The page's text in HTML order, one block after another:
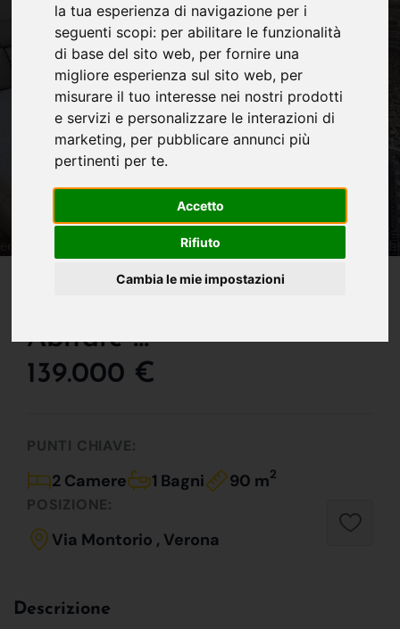
la tua esperienza di navigazione per i
seguenti scopi: per abilitare le funzionalità
di base del sito web, per fornire una
migliore esperienza sul sito web, per
misurare il tuo interesse nei nostri prodotti
e servizi e personalizzare le interazioni di
marketing, per pubblicare annunci più
pertinenti per te.
Accetto
Rifiuto
Cambia le mie impostazioni
Abitare !!!
139.000 €
PUNTI CHIAVE:
2 Camere 1 Bagni 90 m2
POSIZIONE:
Via Montorio , Verona
Descrizione